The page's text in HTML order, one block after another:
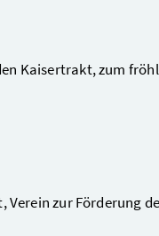
Kaisertrakt,zum
Verein zur Förderung